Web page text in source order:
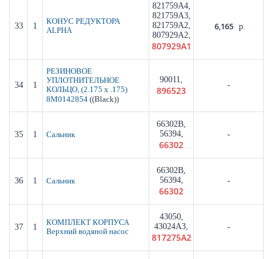
33 1
КОНУС РЕДУКТОРА
ALPHA
821759A4,
821759A3,
821759A2,
807929A2,
807929A1
6,165 р.
34 1
РЕЗИНОВОЕ
УПЛОТНИТЕЛЬНОЕ
КОЛЬЦО, (2.175 x .175)
8M0142854 ((Black))
90011,
896523 -
35 1 Сальник
66302B,
56394,
66302
-
36 1 Сальник
66302B,
56394,
66302
-
37 1
КОМПЛЕКТ КОРПУСА
Верхний водяной насос
43050,
43024A3,
817275A2
-